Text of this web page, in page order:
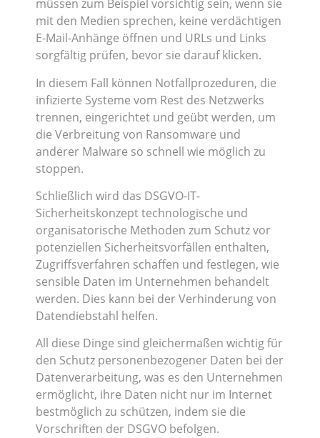
müssen zum Beispiel vorsichtig sein, wenn sie
mit den Medien sprechen, keine verdächtigen
E-Mail-Anhänge öffnen und URLs und Links
sorgfältig prüfen, bevor sie darauf klicken.
In diesem Fall können Notfallprozeduren, die
infizierte Systeme vom Rest des Netzwerks
trennen, eingerichtet und geübt werden, um
die Verbreitung von Ransomware und
anderer Malware so schnell wie möglich zu
stoppen.
Schließlich wird das DSGVO-IT-
Sicherheitskonzept technologische und
organisatorische Methoden zum Schutz vor
potenziellen Sicherheitsvorfällen enthalten,
Zugriffsverfahren schaffen und festlegen, wie
sensible Daten im Unternehmen behandelt
werden. Dies kann bei der Verhinderung von
Datendiebstahl helfen.
All diese Dinge sind gleichermaßen wichtig für
den Schutz personenbezogener Daten bei der
Datenverarbeitung, was es den Unternehmen
ermöglicht, ihre Daten nicht nur im Internet
bestmöglich zu schützen, indem sie die
Vorschriften der DSGVO befolgen.